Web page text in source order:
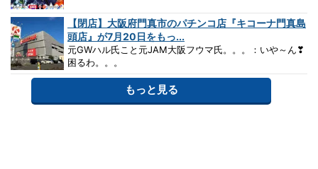
【閉店】大阪府門真市のパチンコ店『キコーナ門真島
頭店』が7月20日をもっ...
元GWハル氏こと元JAM大阪フウマ氏。。。：いや～ん❣
困るわ。。。
もっと見る